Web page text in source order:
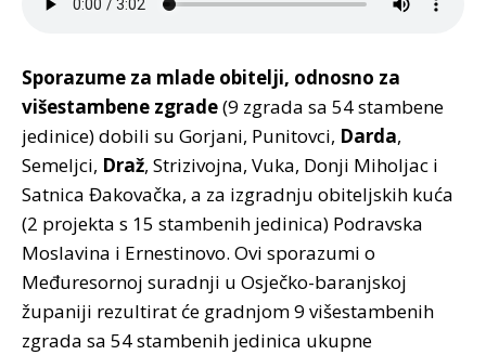
Sporazume za mlade obitelji, odnosno za
višestambene zgrade(9 zgrada sa 54 stambene
jedinice) dobili su Gorjani, Punitovci, Darda,
Semeljci, Draž, Strizivojna, Vuka, Donji Miholjac i
Satnica Đakovačka, a za izgradnju obiteljskih kuća
(2 projekta s 15 stambenih jedinica) Podravska
Moslavina i Ernestinovo. Ovi sporazumi o
Međuresornoj suradnji u Osječko-baranjskoj
županiji rezultirat će gradnjom 9 višestambenih
zgrada sa 54 stambenih jedinica ukupne